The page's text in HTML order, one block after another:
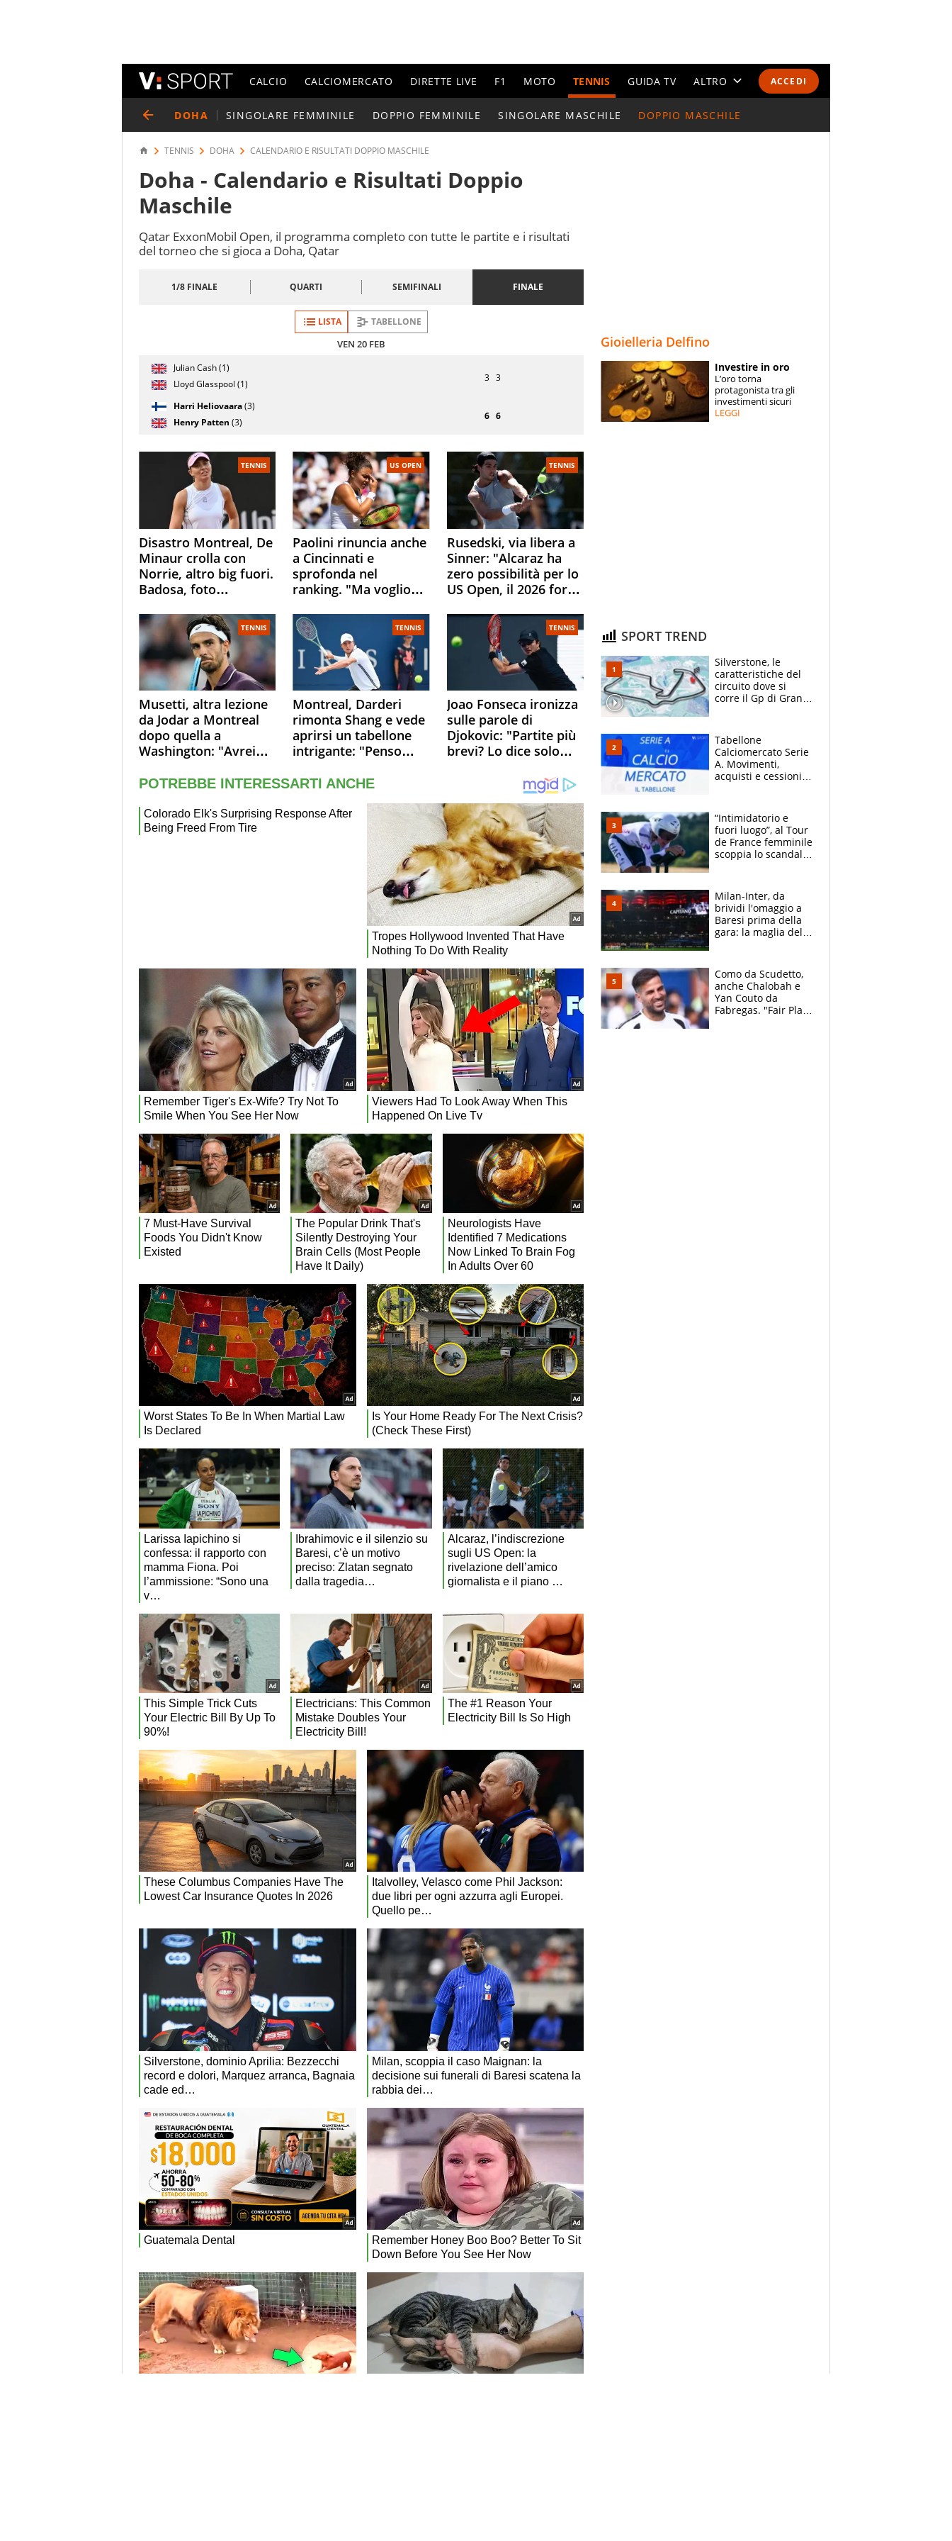
ACCEDI
CALCIO CALCIOMERCATO DIRETTE LIVE F1 MOTO TENNIS GUIDA TV ALTRO
CALENDARI E CLASSIFICHE
ESPERTI
CONTATTI
DOHA SINGOLARE FEMMINILE DOPPIO FEMMINILE SINGOLARE MASCHILE DOPPIO MASCHILE
TENNIS DOHA CALENDARIO E RISULTATI DOPPIO MASCHILE
Doha - Calendario e Risultati Doppio
Maschile
Qatar ExxonMobil Open, il programma completo con tutte le partite e i risultati
del torneo che si gioca a Doha, Qatar
1/8 FINALE QUARTI SEMIFINALI FINALE
LISTA TABELLONE
VEN 20 FEB
Nazionalità
Giocatore
(posizione
testa di
serie)
Julian Cash (1)
3 3
Lloyd Glasspool (1)
Harri Heliovaara(3)
6 6
Henry Patten (3)
TENNIS
Disastro Montreal, De
Minaur crolla con
Norrie, altro big fuori.
Badosa, foto
preoccupati
US OPEN
Paolini rinuncia anche
a Cincinnati e
sprofonda nel
ranking. "Ma voglio
Open"
TENNIS
Rusedski, via libera a
Sinner: "Alcaraz ha
zero possibilità per lo
US Open, il 2026 forse
TENNIS
Musetti, altra lezione
da Jodar a Montreal
dopo quella a
Washington: "Avrei
TENNIS
Montreal, Darderi
rimonta Shang e vede
aprirsi un tabellone
intrigante: "Penso
sono felice del mio
TENNIS
Joao Fonseca ironizza
sulle parole di
Djokovic: "Partite più
brevi? Lo dice solo
invecchiando..."
Gioielleria Delfino
Investire in oro
L’oro torna
protagonista tra gli
investimenti sicuri
LEGGI
SPORT TREND
Silverstone, le
caratteristiche del
circuito dove si
corre il Gp di Gran
Tabellone
Calciomercato Serie
A. Movimenti,
acquisti e cessioni:
“Intimidatorio e
fuori luogo”, al Tour
de France femminile
scoppia lo scandalo:
atlete
Milan-Inter, da
brividi l'omaggio a
Baresi prima della
gara: la maglia del
Como da Scudetto,
anche Chalobah e
Yan Couto da
Fabregas. "Fair Play